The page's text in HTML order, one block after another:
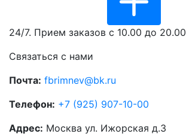
24/7. Прием заказов с 10.00 до 20.00
Связаться с нами
Почта: fbrimnev@bk.ru
Телефон: +7 (925) 907-10-00
Адрес: Москва ул. Ижорская д.3